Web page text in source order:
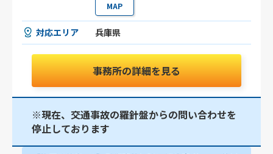
MAP
対応エリア 兵庫県
事務所の詳細を見る
※現在、交通事故の羅針盤からの問い合わせを
停止しております